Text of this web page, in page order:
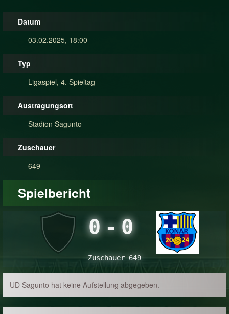
Datum
03.02.2025, 18:00
Typ
Ligaspiel, 4. Spieltag
Austragungsort
Stadion Sagunto
Zuschauer
649
Spielbericht
0-0
Zuschauer 649
UD Sagunto hat keine Aufstellung abgegeben.